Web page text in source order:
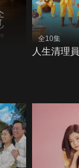
全10集
人生清理員